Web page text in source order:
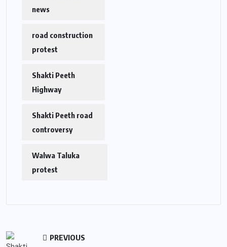
news
road construction
protest
Shakti Peeth
Highway
Shakti Peeth road
controversy
Walwa Taluka
protest
PREVIOUS